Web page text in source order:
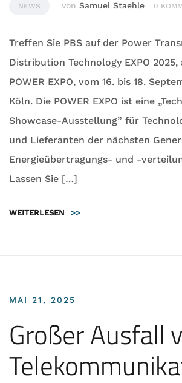
NEWS von Samuel Staehle 0
Treffen Sie PBS auf der Power
Distribution Technology EXPO
POWER EXPO, vom 16. bis 18.
Köln. Die POWER EXPO ist eine
Showcase-Ausstellung” für
und Lieferanten der nächsten
Energieübertragungs- und -
Lassen Sie […]
WEITERLESEN >>
MAI 21, 2025
Großer Ausfall